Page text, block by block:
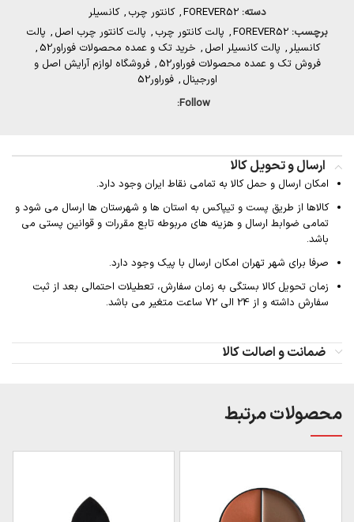
دسته: FOREVER52
, کانتور چرب , کانسیلر
برچسب: FOREVER52
, پالت کانتور چرب , پالت کانتور چرب اصل , پالت
کانسیلر , پالت کانسیلر اصل , خرید تک و عمده محصولات فوراور52
,
فروش تک و عمده محصولات فوراور52
, فروشگاه لوازم آرایش اصل و
اورجینال , فوراور52
Follow:
ارسال و تحویل کالا
امکان ارسال و حمل کالا به تمامی نقاط ایران وجود دارد.
کالاها از طریق پست و تیپاکس به استان ها و شهرستان ها ارسال می شود و
تمامی ضوابط ارسال و هزینه های مربوطه تابع مقررات و قوانین پستی می
باشد.
صرفا برای شهر تهران امکان ارسال با پیک وجود دارد.
زمان تحویل کالا بستگی به زمان سفارش، تعطیلات احتمالی بعد از ثبت
سفارش داشته و از 24 الی 72 ساعت متغیر می باشد.
ضمانت و اصالت کالا
محصولات مرتبط